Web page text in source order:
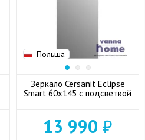
Польша
Зеркало Cersanit Eclipse
Smart 60x145 с подсветкой
13 990 ₽